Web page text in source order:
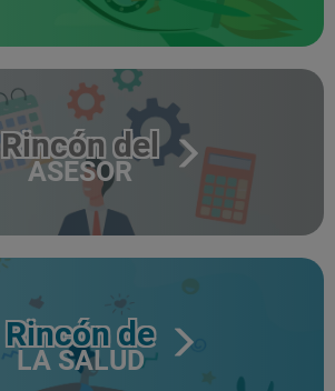
Rincón del
ASESOR
Rincón de
LA SALUD